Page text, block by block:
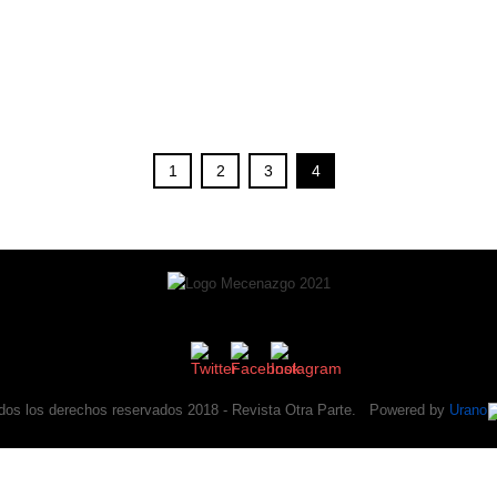
1 2 3 4
los derechos reservados 2018 - Revista Otra Parte. Powered by Urano